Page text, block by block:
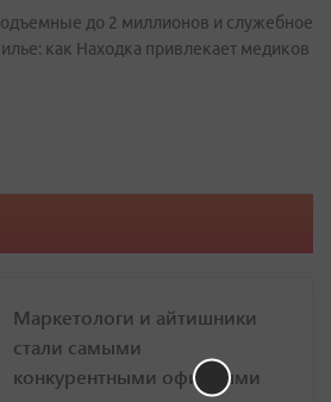
до 2 миллионов и служебное
как Находка привлекает медиков
Маркетологи и айтишники
стали самыми
конкурентными офисными